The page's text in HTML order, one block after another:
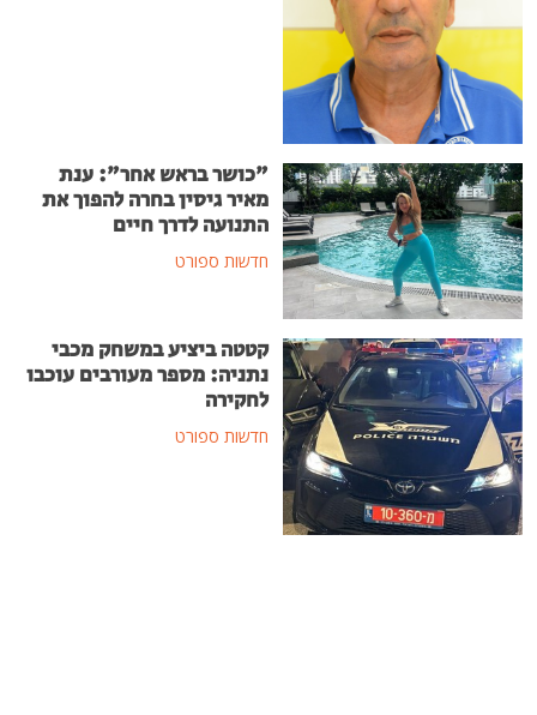
"כושר בראש אחר": ענת
מאיר גיסין בחרה להפוך את
התנועה לדרך חיים
חדשות ספורט
קטטה ביציע במשחק מכבי
נתניה: מספר מעורבים עוכבו
לחקירה
חדשות ספורט